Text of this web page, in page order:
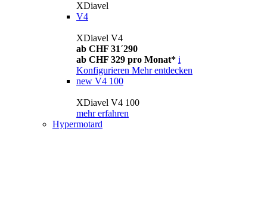
XDiavel
V4
XDiavel V4
ab CHF 31´290
ab CHF 329 pro Monat* i
Konfigurieren Mehr entdecken
new V4 100
XDiavel V4 100
mehr erfahren
Hypermotard